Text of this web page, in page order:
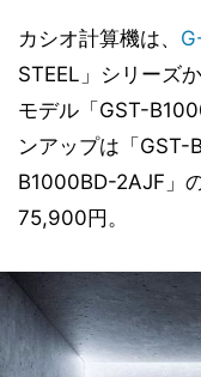
カシオ計算機は、
STEEL」シリーズ
モデル「GST-
ンアップは「GST-
B1000BD-2AJF」
75,900円。